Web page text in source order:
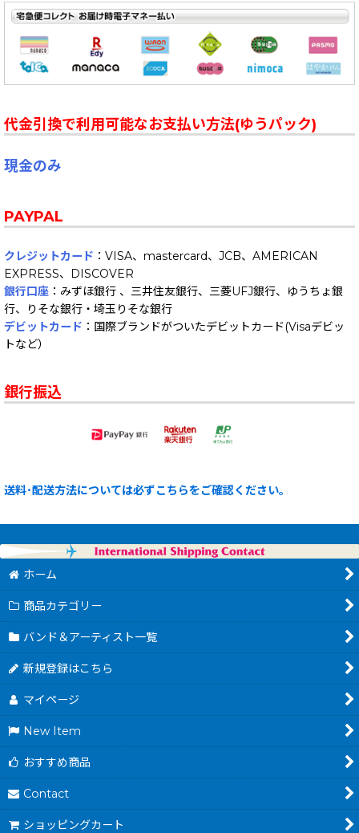
代金引換で利用可能なお支払い方法(ゆうパック)
現金のみ
PAYPAL
クレジットカード ：VISA、mastercard、JCB、AMERICAN
EXPRESS、DISCOVER
銀行口座 ：みずほ銀行 、三井住友銀行、三菱UFJ銀行、ゆうちょ銀
行、りそな銀行・埼玉りそな銀行
デビットカード ：国際ブランドがついたデビットカード(Visaデビッ
トなど）
銀行振込
送料･配送方法については必ずこちらをご確認ください。
ホーム
商品カテゴリー
バンド＆アーティスト一覧
新規登録はこちら
マイページ
New Item
おすすめ商品
Contact
ショッピングカート